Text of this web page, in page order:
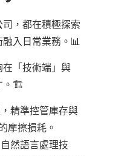
，都在積極探索
入日常業務。📊
「技術端」與
。🏗️
精準控管庫存與
摩擦損耗。
然語言處理技